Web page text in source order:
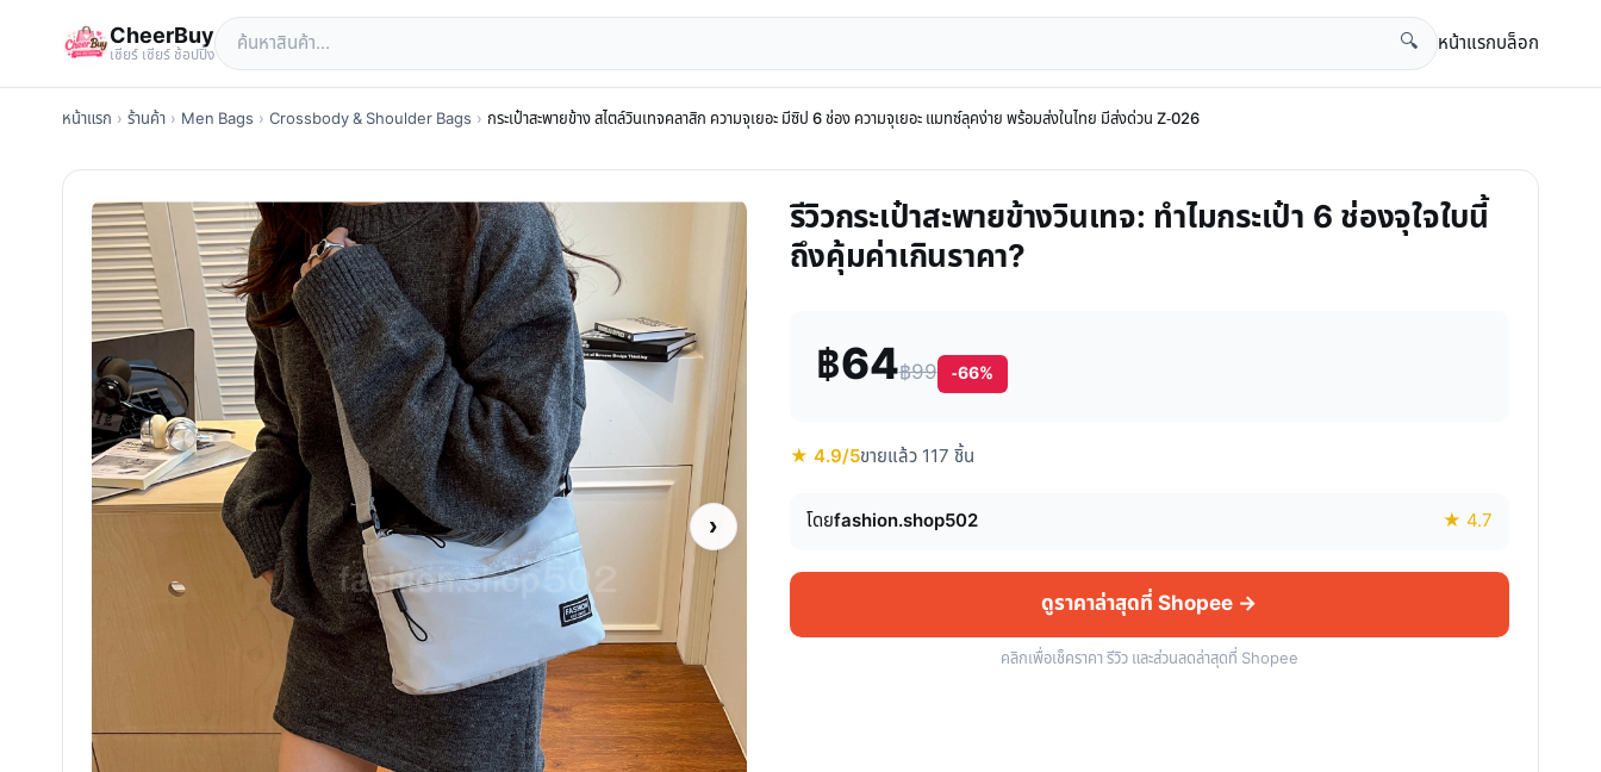
CheerBuy
เซียร์ เซียร์ ช้อปปิ้ง
🔍 หน้าแรกบล็อก
หน้าแรก › ร้านค้า › Men Bags › Crossbody & Shoulder Bags › กระเป๋าสะพายข้าง สไตล์วินเทจคลาสิก ความจุเยอะ มีซิป 6 ช่อง ความจุเยอะ แมทซ์ลุคง่าย พร้อมส่งในไทย มีส่งด่วน Z-026
›
รีวิวกระเป๋าสะพายข้างวินเทจ: ทำไมกระเป๋า 6 ช่องจุใจใบนี้
ถึงคุ้มค่าเกินราคา?
฿64฿99 -66%
★ 4.9/5ขายแล้ว 117 ชิ้น
โดยfashion.shop502 ★ 4.7
ดูราคาล่าสุดที่ Shopee →
คลิกเพื่อเช็คราคา รีวิว และส่วนลดล่าสุดที่ Shopee